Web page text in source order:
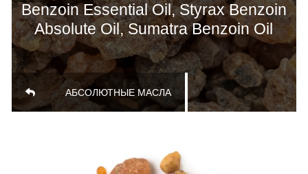
Benzoin Essential Oil, Styrax Benzoin
Absolute Oil, Sumatra Benzoin Oil
АБСОЛЮТНЫЕ МАСЛА